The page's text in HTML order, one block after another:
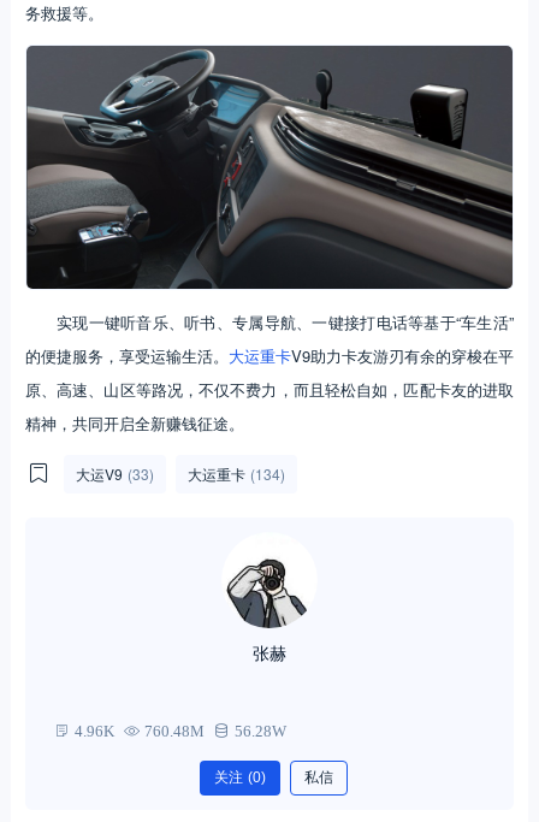
务救援等。
实现一键听音乐、听书、专属导航、一键接打电话等基于“车生活”
的便捷服务，享受运输生活。 大运重卡V9助力卡友游刃有余的穿梭在平
原、高速、山区等路况，不仅不费力，而且轻松自如，匹配卡友的进取
精神，共同开启全新赚钱征途。
大运V9 (33) 大运重卡 (134)
张赫
4.96K 760.48M 56.28W
关注 (0) 私信